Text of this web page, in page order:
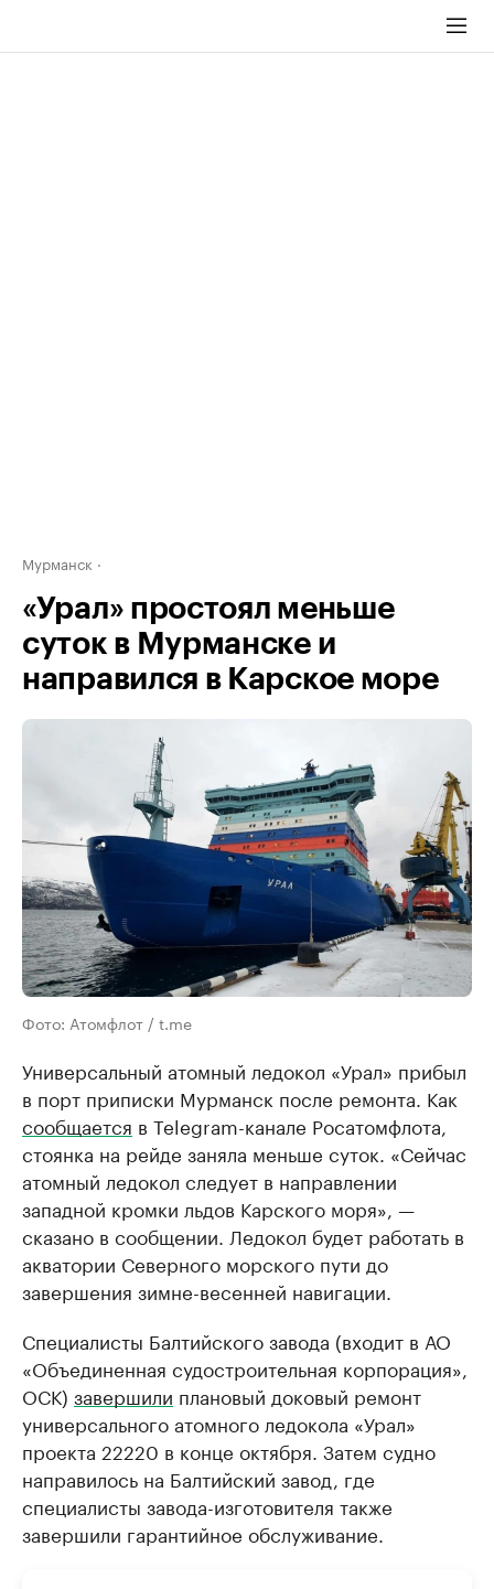
Мурманск
«Урал» простоял меньше
суток в Мурманске и
направился в Карское море
Фото: Атомфлот / t.me
Универсальный атомный ледокол «Урал» прибыл
в порт приписки Мурманск после ремонта. Как
сообщается в Telegram-канале Росатомфлота,
стоянка на рейде заняла меньше суток. «Сейчас
атомный ледокол следует в направлении
западной кромки льдов Карского моря», —
сказано в сообщении. Ледокол будет работать в
акватории Северного морского пути до
завершения зимне-весенней навигации.
Специалисты Балтийского завода (входит в АО
«Объединенная судостроительная корпорация»,
ОСК) завершили плановый доковый ремонт
универсального атомного ледокола «Урал»
проекта 22220 в конце октября. Затем судно
направилось на Балтийский завод, где
специалисты завода-изготовителя также
завершили гарантийное обслуживание.